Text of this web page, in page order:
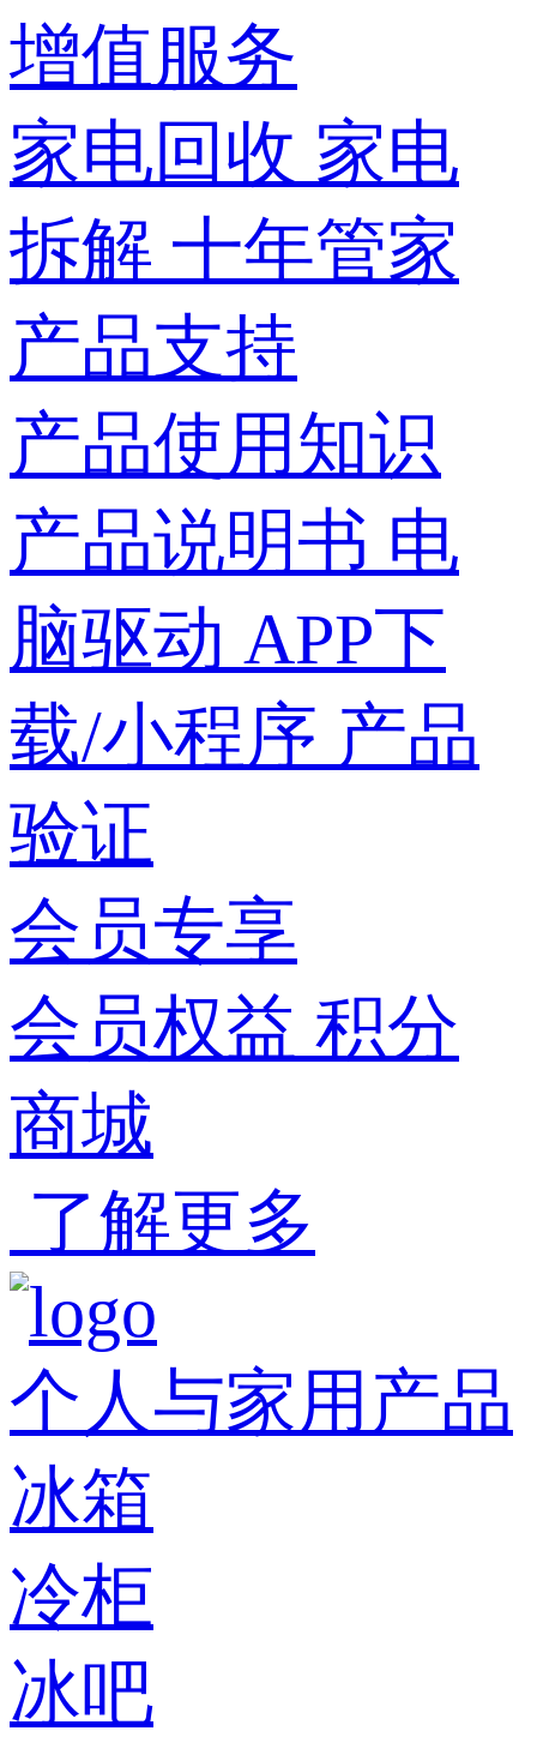
增值服务
家电回收 家电
拆解 十年管家
产品支持
产品使用知识
产品说明书 电
脑驱动 APP下
载/小程序 产品
验证
会员专享
会员权益 积分
商城
了解更多
个人与家用产品
冰箱
冷柜
冰吧